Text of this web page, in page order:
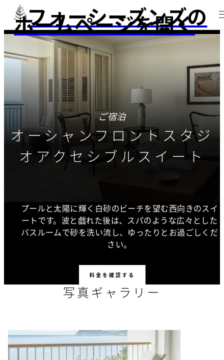
フォーシーズンズの
ホームページを開く
ご宿泊
オーシャンフロントスタジ
オアクセシブルスイート
プールと太陽に輝く白砂のビーチを望む西向きのスイ
ートです。波と戯れた後は、スパのような広々とした
バスルームで砂を洗い流し、ゆったりとお過ごしくだ
さい。
料金を確認する
写真ギャラリー